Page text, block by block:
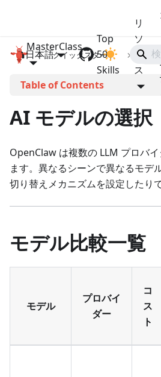
OpenClaw MasterClass
MasterClass
Top
50
Skills
リ
ソ
ー
ス
日本語クイックスタート AI モ
この
AI モデルの選択
OpenClaw は複数の LLM プロバ
ます。異なるシーンで異なるモデ
切り替えメカニズムを設定したり
モデル比較一覧
モデル
プロバイ
ダー
コ
ス
ト